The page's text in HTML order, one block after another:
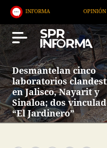
OPINIÓN
Desmantelan cinco
laboratorios
en Jalisco, Nayarit y
Sinaloa; dos
“El Jardinero”